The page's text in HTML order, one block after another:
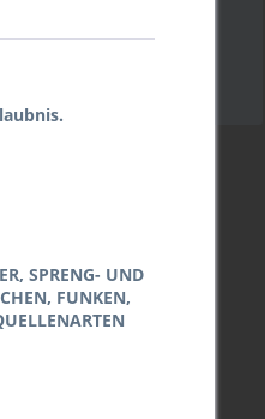
SPRENG- UND
FUNKEN,